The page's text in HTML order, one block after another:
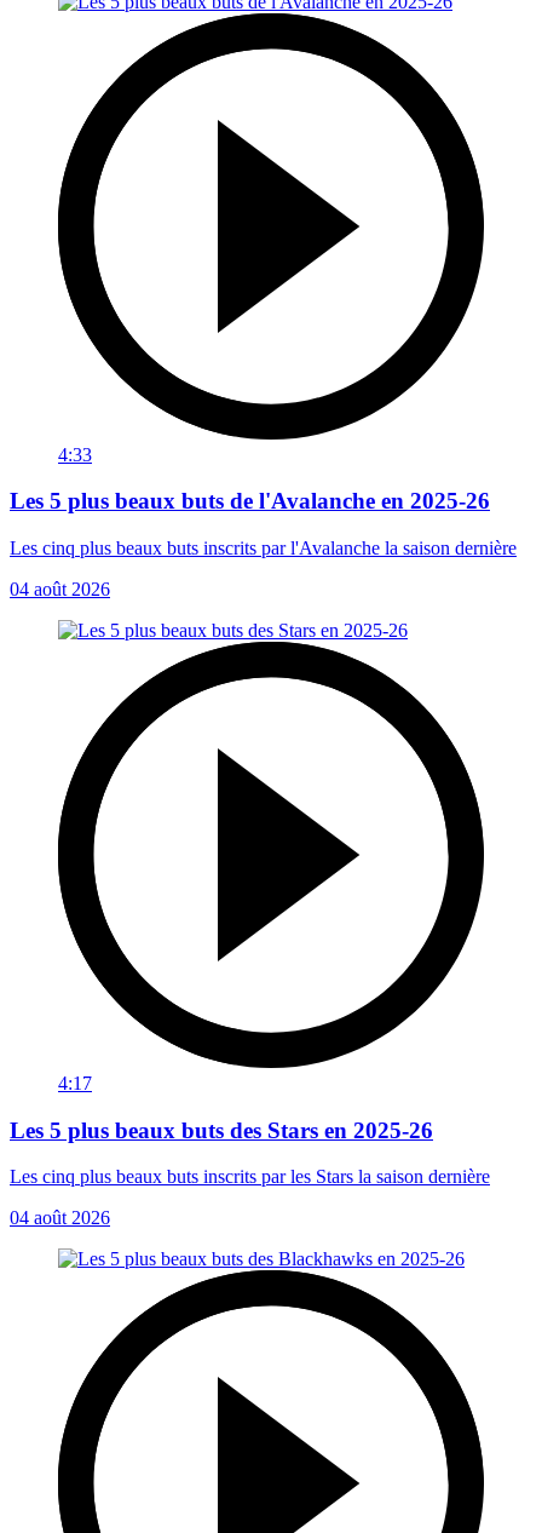
4:33
Les 5 plus beaux buts de l'Avalanche en 2025-26
Les cinq plus beaux buts inscrits par l'Avalanche la saison dernière
04 août 2026
4:17
Les 5 plus beaux buts des Stars en 2025-26
Les cinq plus beaux buts inscrits par les Stars la saison dernière
04 août 2026